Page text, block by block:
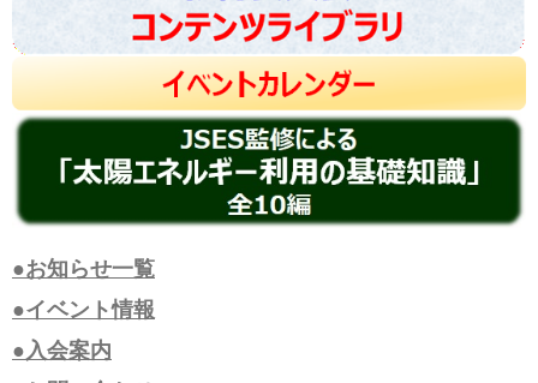
●お知らせ一覧
●イベント情報
●入会案内